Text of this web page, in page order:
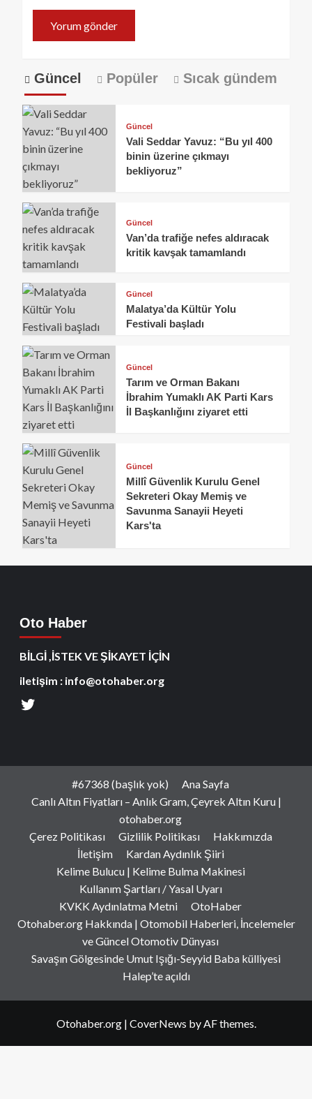
Güncel Popüler Sıcak gündem
Güncel
Vali Seddar Yavuz: “Bu yıl 400
binin üzerine çıkmayı
bekliyoruz”
Güncel
Van’da trafiğe nefes aldıracak
kritik kavşak tamamlandı
Güncel
Malatya’da Kültür Yolu
Festivali başladı
Güncel
Tarım ve Orman Bakanı
İbrahim Yumaklı AK Parti Kars
İl Başkanlığını ziyaret etti
Güncel
Millî Güvenlik Kurulu Genel
Sekreteri Okay Memiş ve
Savunma Sanayii Heyeti
Kars'ta
Oto Haber
BİLGİ ,İSTEK VE ŞİKAYET İÇİN
iletişim : info@otohaber.org
#67368 (başlık yok)
Ana Sayfa
Canlı Altın Fiyatları – Anlık Gram, Çeyrek Altın Kuru |
otohaber.org
Çerez Politikası
Gizlilik Politikası
Hakkımızda
İletişim
Kardan Aydınlık Şiiri
Kelime Bulucu | Kelime Bulma Makinesi
Kullanım Şartları / Yasal Uyarı
KVKK Aydınlatma Metni
OtoHaber
Otohaber.org Hakkında | Otomobil Haberleri, İncelemeler
ve Güncel Otomotiv Dünyası
Savaşın Gölgesinde Umut Işığı-Seyyid Baba külliyesi
Halep’te açıldı
Otohaber.org | CoverNews by AF themes.